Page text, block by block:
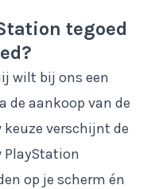
tegoed
wilt bij ons een
de aankoop van de
verschijnt de
PlayStation
op je scherm én